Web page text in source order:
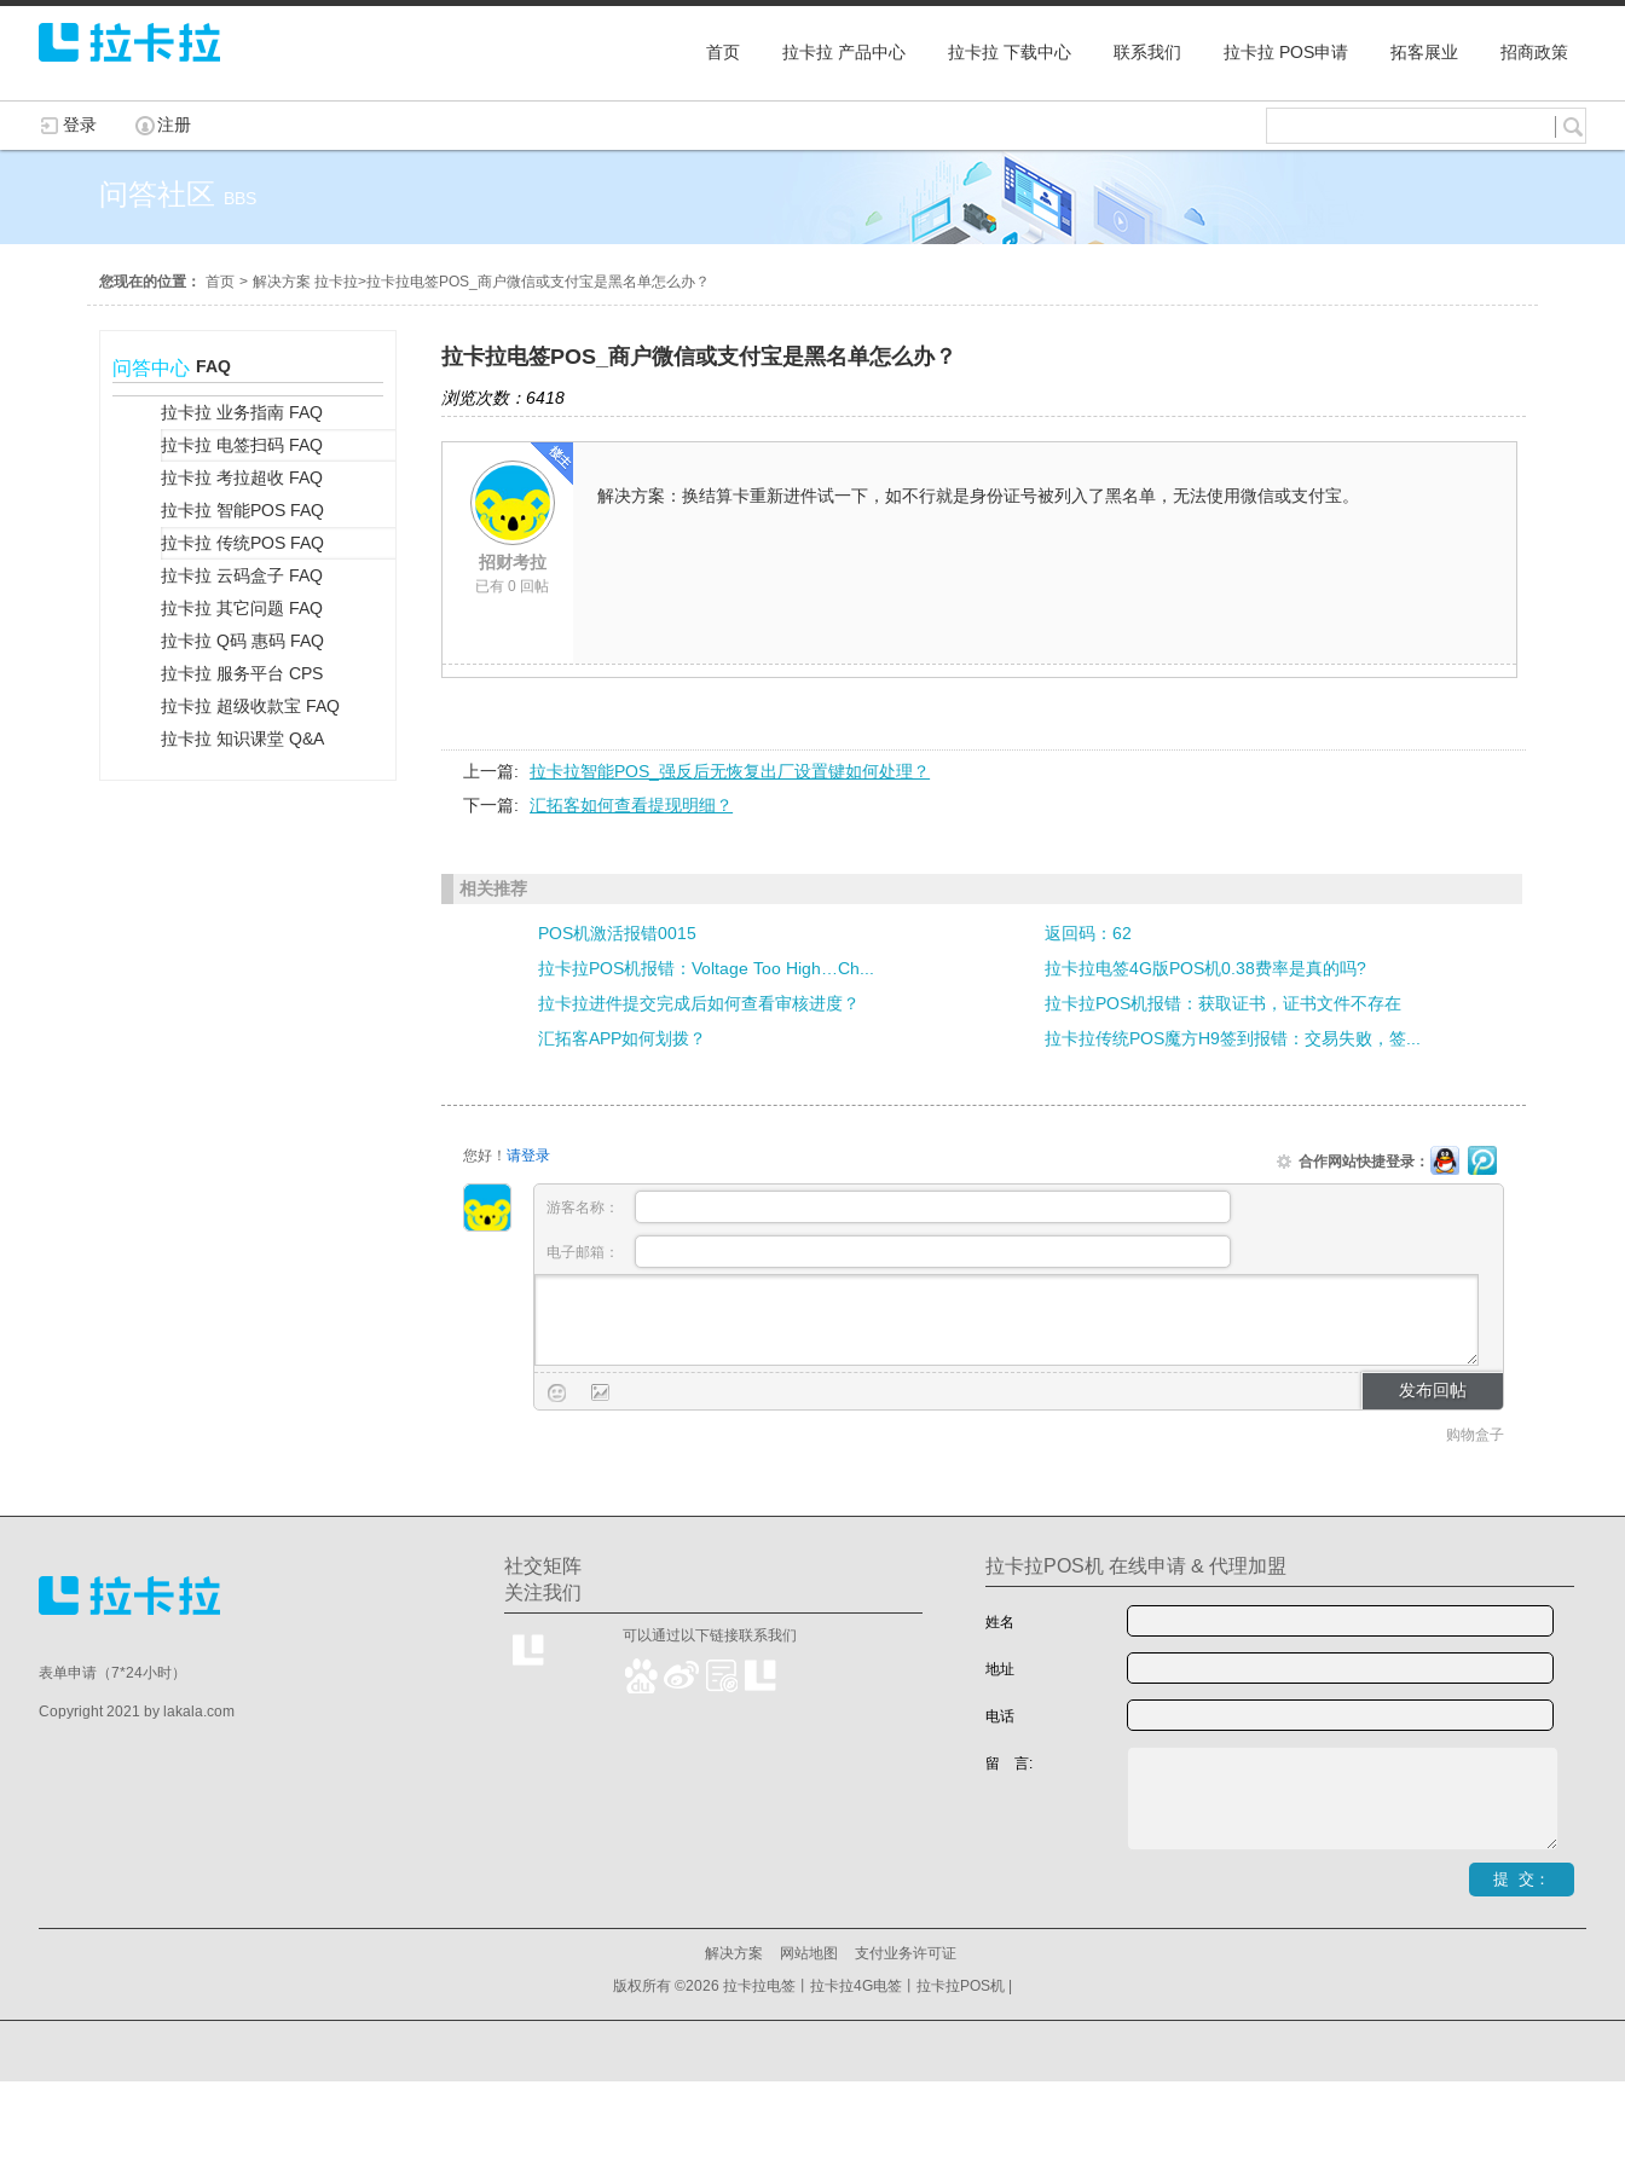
首页 拉卡拉 产品中心 拉卡拉 下载中心 联系我们 拉卡拉 POS申请 拓客展业 招商政策
登录 注册
问答社区 BBS
您现在的位置： 首页 > 解决方案 拉卡拉>拉卡拉电签POS_商户微信或支付宝是黑名单怎么办？
问答中心 FAQ
拉卡拉 业务指南 FAQ
拉卡拉 电签扫码 FAQ
拉卡拉 考拉超收 FAQ
拉卡拉 智能POS FAQ
拉卡拉 传统POS FAQ
拉卡拉 云码盒子 FAQ
拉卡拉 其它问题 FAQ
拉卡拉 Q码 惠码 FAQ
拉卡拉 服务平台 CPS
拉卡拉 超级收款宝 FAQ
拉卡拉 知识课堂 Q&A
拉卡拉电签POS_商户微信或支付宝是黑名单怎么办？
浏览次数：6418
招财考拉
已有 0 回帖
解决方案：换结算卡重新进件试一下，如不行就是身份证号被列入了黑名单，无法使用微信或支付宝。
上一篇:
拉卡拉智能POS_强反后无恢复出厂设置键如何处理？
下一篇:
汇拓客如何查看提现明细？
相关推荐
POS机激活报错0015
返回码：62
拉卡拉POS机报错：Voltage Too High…Ch...
拉卡拉电签4G版POS机0.38费率是真的吗?
拉卡拉进件提交完成后如何查看审核进度？
拉卡拉POS机报错：获取证书，证书文件不存在
汇拓客APP如何划拨？
拉卡拉传统POS魔方H9签到报错：交易失败，签...
您好！请登录 合作网站快捷登录：
游客名称：
电子邮箱：
购物盒子
表单申请（7*24小时）
Copyright 2021 by lakala.com
社交矩阵
关注我们
可以通过以下链接联系我们
拉卡拉POS机 在线申请 & 代理加盟
姓名
地址
电话
留 言:
解决方案 网站地图
支付业务许可证
版权所有 ©2026 拉卡拉电签丨拉卡拉4G电签丨拉卡拉POS机 |